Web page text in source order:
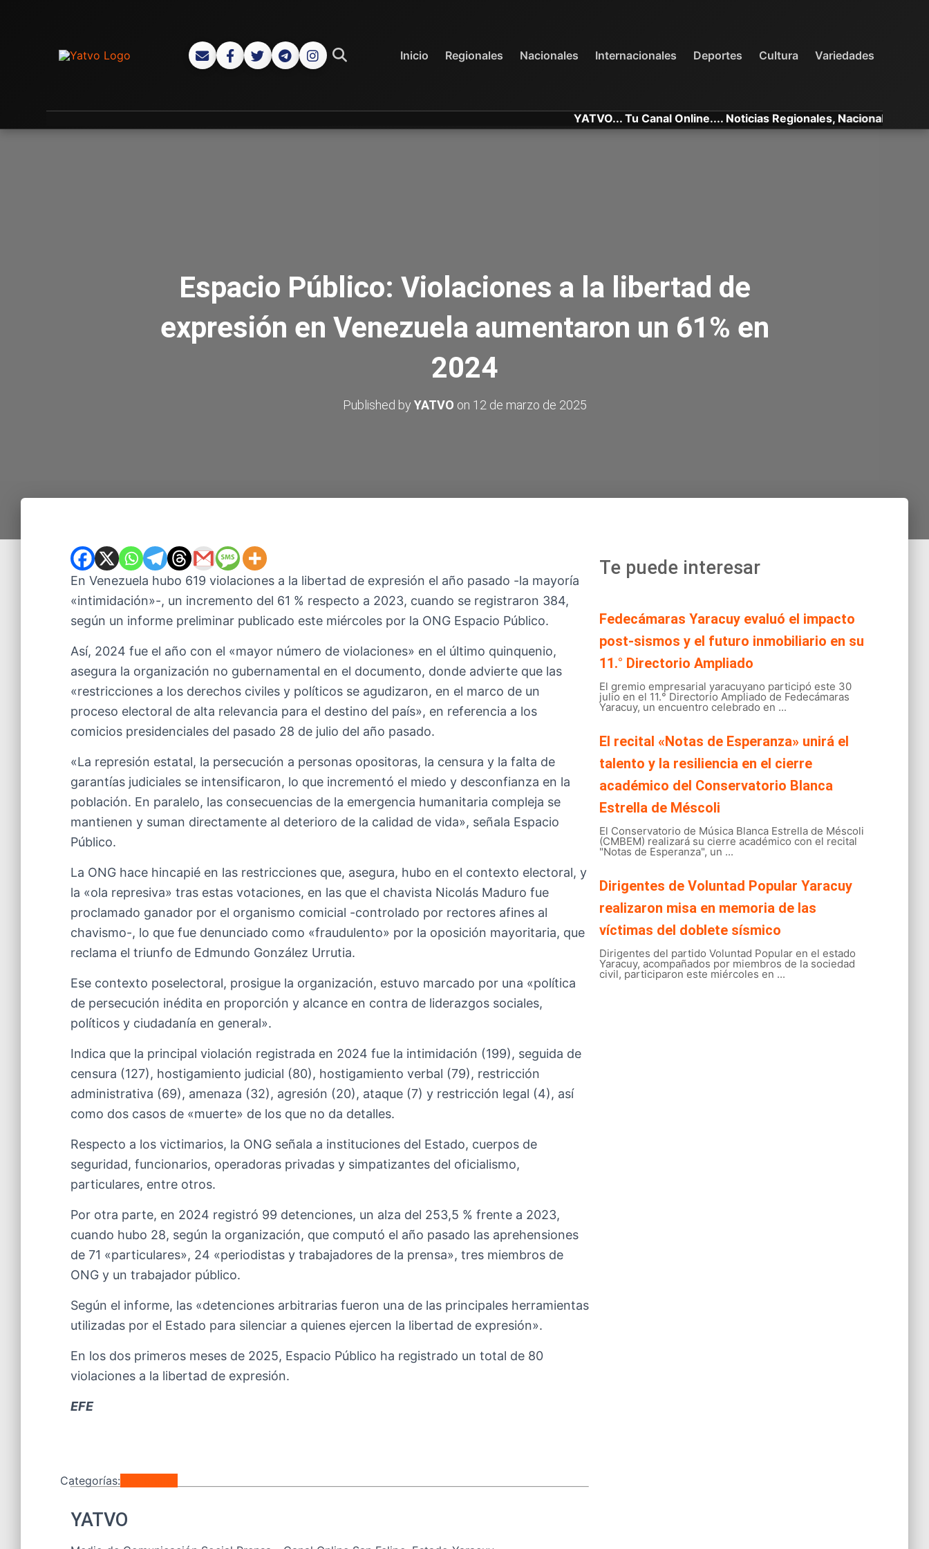
Inicio Regionales Nacionales Internacionales Deportes Cultura Variedades
YATVO... Tu Canal Online.... Noticias Regionales, Nacionales e
Espacio Público: Violaciones a la libertad de
expresión en Venezuela aumentaron un 61% en
2024
Published by YATVO on 12 de marzo de 2025
En Venezuela hubo 619 violaciones a la libertad de expresión el año pasado -la mayoría
«intimidación»-, un incremento del 61 % respecto a 2023, cuando se registraron 384,
según un informe preliminar publicado este miércoles por la ONG Espacio Público.
Así, 2024 fue el año con el «mayor número de violaciones» en el último quinquenio,
asegura la organización no gubernamental en el documento, donde advierte que las
«restricciones a los derechos civiles y políticos se agudizaron, en el marco de un
proceso electoral de alta relevancia para el destino del país», en referencia a los
comicios presidenciales del pasado 28 de julio del año pasado.
«La represión estatal, la persecución a personas opositoras, la censura y la falta de
garantías judiciales se intensificaron, lo que incrementó el miedo y desconfianza en la
población. En paralelo, las consecuencias de la emergencia humanitaria compleja se
mantienen y suman directamente al deterioro de la calidad de vida», señala Espacio
Público.
La ONG hace hincapié en las restricciones que, asegura, hubo en el contexto electoral, y
la «ola represiva» tras estas votaciones, en las que el chavista Nicolás Maduro fue
proclamado ganador por el organismo comicial -controlado por rectores afines al
chavismo-, lo que fue denunciado como «fraudulento» por la oposición mayoritaria, que
reclama el triunfo de Edmundo González Urrutia.
Ese contexto poselectoral, prosigue la organización, estuvo marcado por una «política
de persecución inédita en proporción y alcance en contra de liderazgos sociales,
políticos y ciudadanía en general».
Indica que la principal violación registrada en 2024 fue la intimidación (199), seguida de
censura (127), hostigamiento judicial (80), hostigamiento verbal (79), restricción
administrativa (69), amenaza (32), agresión (20), ataque (7) y restricción legal (4), así
como dos casos de «muerte» de los que no da detalles.
Respecto a los victimarios, la ONG señala a instituciones del Estado, cuerpos de
seguridad, funcionarios, operadoras privadas y simpatizantes del oficialismo,
particulares, entre otros.
Por otra parte, en 2024 registró 99 detenciones, un alza del 253,5 % frente a 2023,
cuando hubo 28, según la organización, que computó el año pasado las aprehensiones
de 71 «particulares», 24 «periodistas y trabajadores de la prensa», tres miembros de
ONG y un trabajador público.
Según el informe, las «detenciones arbitrarias fueron una de las principales herramientas
utilizadas por el Estado para silenciar a quienes ejercen la libertad de expresión».
En los dos primeros meses de 2025, Espacio Público ha registrado un total de 80
violaciones a la libertad de expresión.
EFE
Categorías:
YATVO
Te puede interesar
Fedecámaras Yaracuy evaluó el impacto
post-sismos y el futuro inmobiliario en su
11.° Directorio Ampliado
El gremio empresarial yaracuyano participó este 30
julio en el 11.° Directorio Ampliado de Fedecámaras
Yaracuy, un encuentro celebrado en ...
El recital «Notas de Esperanza» unirá el
talento y la resiliencia en el cierre
académico del Conservatorio Blanca
Estrella de Méscoli
El Conservatorio de Música Blanca Estrella de Méscoli
(CMBEM) realizará su cierre académico con el recital
"Notas de Esperanza", un ...
Dirigentes de Voluntad Popular Yaracuy
realizaron misa en memoria de las
víctimas del doblete sísmico
Dirigentes del partido Voluntad Popular en el estado
Yaracuy, acompañados por miembros de la sociedad
civil, participaron este miércoles en ...